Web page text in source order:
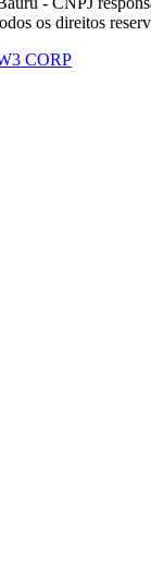
os direitos
CORP